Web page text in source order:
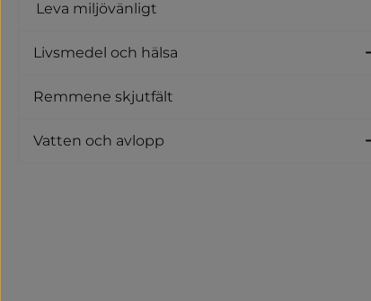
Leva miljövänligt
Livsmedel och hälsa
Remmene skjutfält
Vatten och avlopp